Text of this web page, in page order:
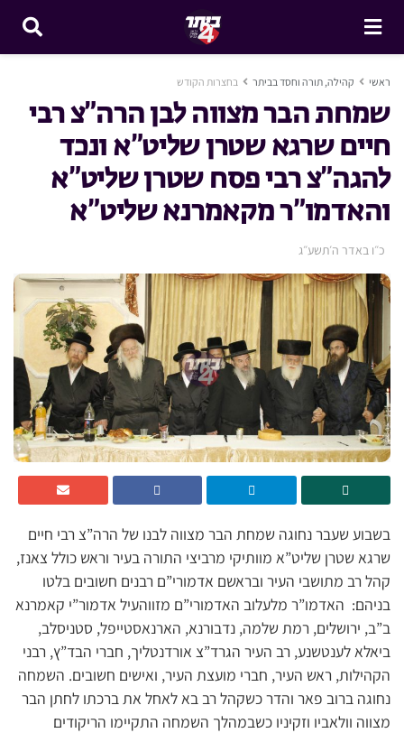
ראשי קהילה, תורה וחסד בביתר בחצרות הקודש
שמחת הבר מצווה לבן הרה”צ רבי
חיים שרגא שטרן שליט”א ונכד
להגה”צ רבי פסח שטרן שליט”א
והאדמו”ר מקאמרנא שליט”א
כ״ו באדר ה׳תשע״ג
בשבוע שעבר נחוגה שמחת הבר מצווה לבנו של הרה”צ רבי חיים
שרגא שטרן שליט”א מוותיקי מרביצי התורה בעיר וראש כולל צאנז,
קהל רב מתושבי העיר ובראשם אדמורי”ם רבנים חשובים בלטו
בניהם: האדמו”ר מלעלוב האדמורי”ם מזווהעיל אדמור”י קאמרנא
ב”ב, ירושלים, רמת שלמה, נדבורנא, הארנאסטייפל, סטניסלב,
ביאלא לענטשנע, רב העיר הגרד”צ אורדנטליך, חברי הבד”ץ, רבני
הקהילות, ראש העיר, חברי מועצת העיר, ואישים חשובים. השמחה
נחוגה ברוב פאר והדר כשקהל רב בא לאחל את ברכתו לחתן הבר
מצווה וולאביו וזקיניו כשבמהלך השמחה התקיימו הריקודים